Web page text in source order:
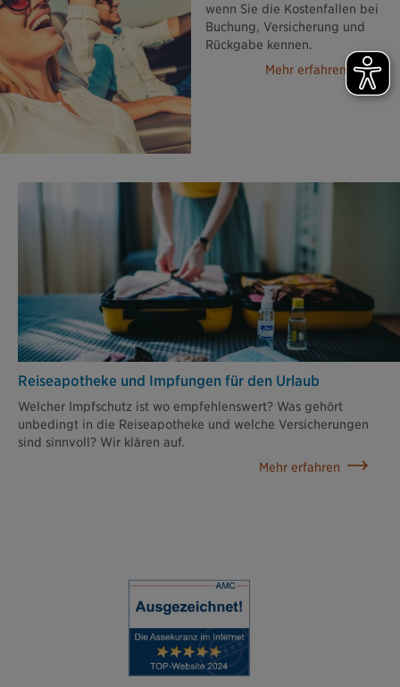
wenn Sie die Kostenfallen bei
Buchung, Versicherung und
Rückgabe kennen.
Mehr erfahren
Reiseapotheke und Impfungen für den Urlaub
Welcher Impfschutz ist wo empfehlenswert? Was gehört
unbedingt in die Reiseapotheke und welche Versicherungen
sind sinnvoll? Wir klären auf.
Mehr erfahren